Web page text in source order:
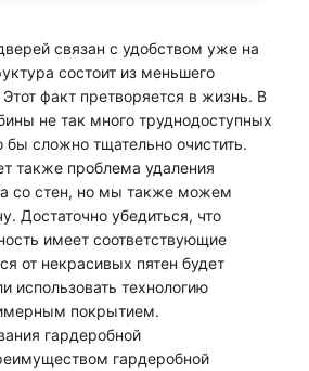
связан с удобством уже на
состоит из меньшего
Этот факт претворяется в жизнь. В
не так много труднодоступных
сложно тщательно очистить.
также проблема удаления
со стен, но мы также можем
Достаточно убедиться, что
имеет соответствующие
от некрасивых пятен будет
использовать технологию
покрытием.
гардеробной
гардеробной